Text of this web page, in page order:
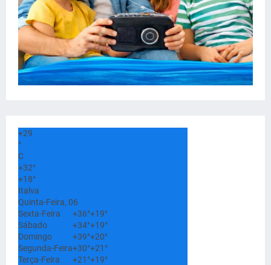
+29
°
C
+32°
+18°
Italva
Quinta-Feira, 06
Sexta-Feira
+36°+19°
Sábado
+34°+19°
Domingo
+39°+20°
Segunda-Feira+30°+21°
Terça-Feira
+21°+19°